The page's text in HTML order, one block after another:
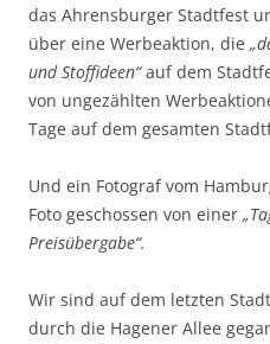
das Ahrensburger Stadtfest
über eine Werbeaktion, die
und Stoffideen“auf dem
von ungezählten
Tage auf dem gesamten
Und ein Fotograf vom
Foto geschossen von einer
Preisübergabe“.
Wir sind auf dem letzten
durch die Hagener Allee